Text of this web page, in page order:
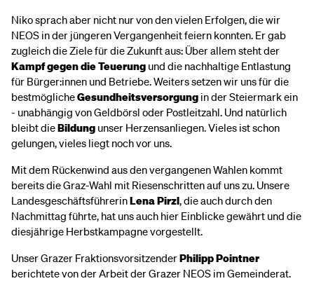
Niko sprach aber nicht nur von den vielen Erfolgen, die wir
NEOS in der jüngeren Vergangenheit feiern konnten. Er gab
zugleich die Ziele für die Zukunft aus: Über allem steht der
Kampf gegen die Teuerung und die nachhaltige Entlastung
für Bürger:innen und Betriebe. Weiters setzen wir uns für die
bestmöglicheGesundheitsversorgung in der Steiermark ein
- unabhängig von Geldbörsl oder Postleitzahl. Und natürlich
bleibt dieBildung unser Herzensanliegen. Vieles ist schon
gelungen, vieles liegt noch vor uns.
Mit dem Rückenwind aus den vergangenen Wahlen kommt
bereits die Graz-Wahl mit Riesenschritten auf uns zu. Unsere
LandesgeschäftsführerinLena Pirzl, die auch durch den
Nachmittag führte, hat uns auch hier Einblicke gewährt und die
diesjährige Herbstkampagne vorgestellt.
Unser Grazer FraktionsvorsitzenderPhilipp Pointner
berichtete von der Arbeit der Grazer NEOS im Gemeinderat.